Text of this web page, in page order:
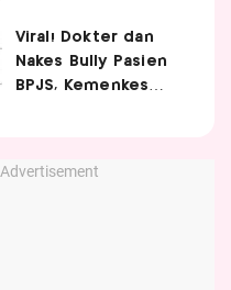
Termahal Tembus
Rp350 Miliar
Viral! Dokter dan
Nakes Bully Pasien
BPJS, Kemenkes
Advertisement